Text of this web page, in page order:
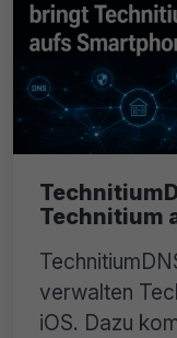
Technitium
verwalten
iOS. Dazu